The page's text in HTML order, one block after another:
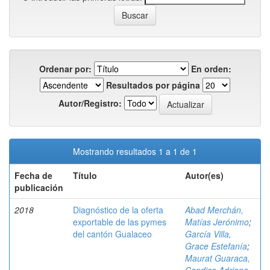
Ordenar por:
En orden:
Resultados por página
Autor/Registro:
Mostrando resultados 1 a 1 de 1
Fecha de
publicación
Título Autor(es)
2018
Diagnóstico de la oferta
exportable de las pymes
del cantón Gualaceo
Abad Merchán,
Matías Jerónimo;
García Villa,
Grace Estefanía;
Maurat Guaraca,